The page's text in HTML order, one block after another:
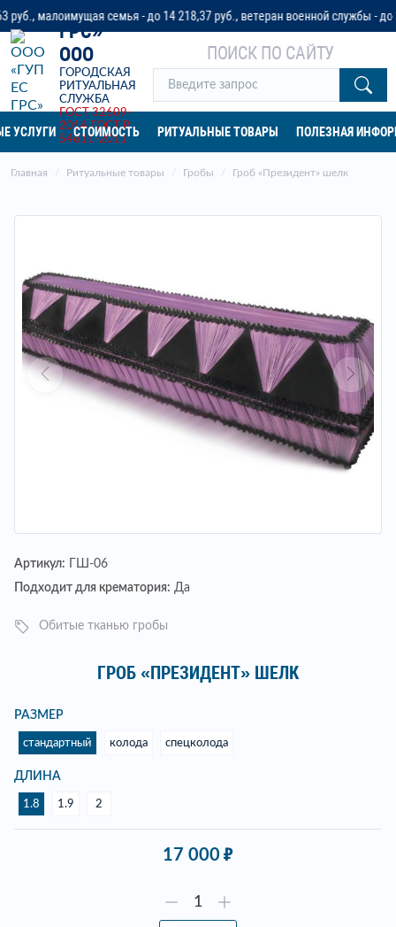
семья - до 14 218,37 руб., ветеран военной службы - до 32 042
«ГУП ЕС
ГРС»
ООО
ГОРОДСКАЯ
РИТУАЛЬНАЯ
СЛУЖБА
ГОСТ 32609-
2014 ГОСТ Р
54611-2011
ПОИСК ПО САЙТУ
УСЛУГИ СТОИМОСТЬ РИТУАЛЬНЫЕ ТОВАРЫ ПОЛЕЗНАЯ
Главная Ритуальные товары Гробы Гроб «Президент» шелк
Артикул: ГШ-06
Подходит для крематория: Да
Обитые тканью гробы
ГРОБ «ПРЕЗИДЕНТ» ШЕЛК
РАЗМЕР
стандартный колода спецколода
ДЛИНА
1.8 1.9 2
17 000